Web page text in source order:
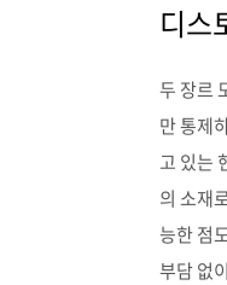
디스
두 장르
만 통제
고 있는
의 소재
능한 점
부담 없